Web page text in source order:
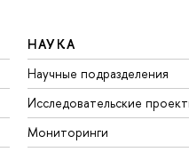
НАУКА
Научные подразделения
Исследовательские
Мониторинги